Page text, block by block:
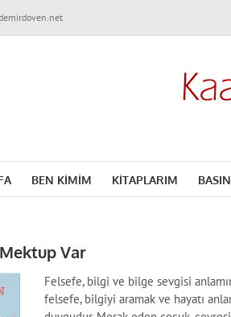
BEN KİMİM KİTAPLARIM
Var
Felsefe, bilgi ve bilge sevgisi
felsefe, bilgiyi aramak ve hayatı